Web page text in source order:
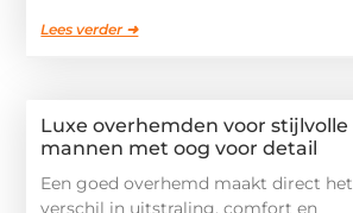
Lees verder ➜
Luxe overhemden voor stijlvolle
mannen met oog voor detail
Een goed overhemd maakt direct het
verschil in uitstraling, comfort en